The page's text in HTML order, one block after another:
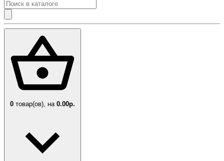
0 товар(ов), на 0.00р.